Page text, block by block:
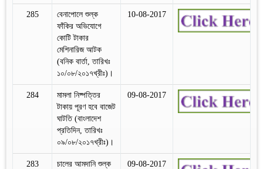
285
বেনাপোলে শুল্ক
ফাঁকির অভিযোগে
কোটি টাকার
মেশিনারিজ আটক
(বনিক বার্তা, তারিখঃ
১০/০৮/২০১৭খ্রীঃ)।
10-08-2017
284
মামলা নিষ্পত্তির
টাকায় পূরণ হবে বাজেট
ঘাটতি (বাংলাদেশ
প্রতিদিন, তারিখঃ
০৯/০৮/২০১৭খ্রীঃ)।
09-08-2017
283
চালের আমদানি শুল্ক
09-08-2017